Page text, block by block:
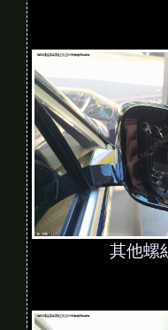
其他螺